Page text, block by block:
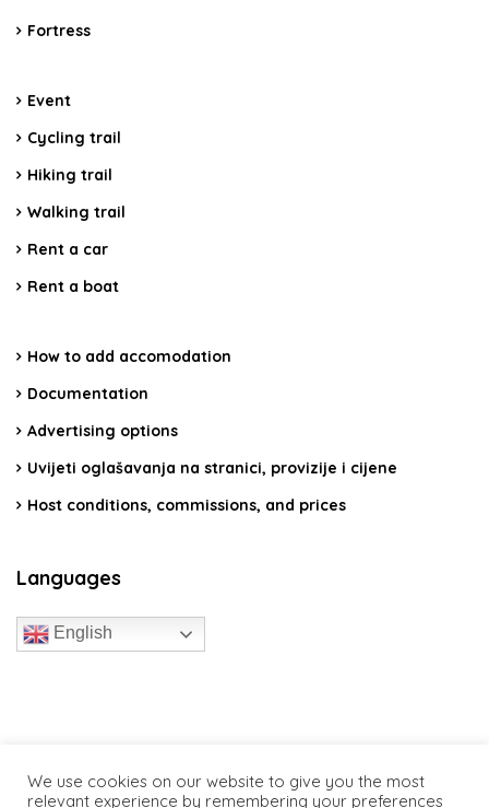
Fortress
Event
Cycling trail
Hiking trail
Walking trail
Rent a car
Rent a boat
How to add accomodation
Documentation
Advertising options
Uvijeti oglašavanja na stranici, provizije i cijene
Host conditions, commissions, and prices
Languages
English
We use cookies on our website to give you the most
relevant experience by remembering your preferences